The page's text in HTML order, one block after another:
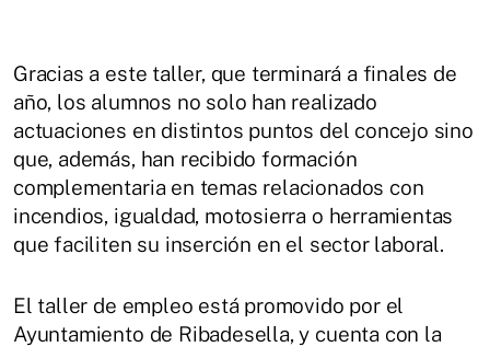
Gracias a este taller, que terminará a finales de
año, los alumnos no solo han realizado
actuaciones en distintos puntos del concejo sino
que, además, han recibido formación
complementaria en temas relacionados con
incendios, igualdad, motosierra o herramientas
que faciliten su inserción en el sector laboral.
El taller de empleo está promovido por el
Ayuntamiento de Ribadesella, y cuenta con la